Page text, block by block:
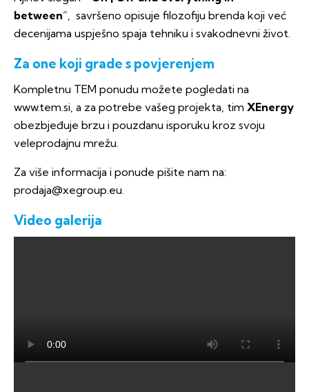
between”, savršeno opisuje filozofiju brenda koji već
decenijama uspješno spaja tehniku i svakodnevni život.
Za one koji grade s povjerenjem
Kompletnu TEM ponudu možete pogledati na
www.tem.si , a za potrebe vašeg projekta, tim XEnergy
obezbjeđuje brzu i pouzdanu isporuku kroz svoju
veleprodajnu mrežu.
Za više informacija i ponude pišite nam na:
prodaja@xegroup.eu
Video galerija